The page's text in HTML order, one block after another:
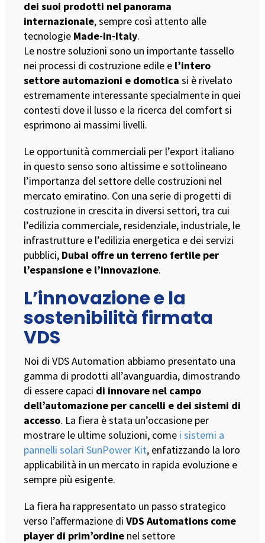
dei suoi prodotti nel panorama
internazionale, sempre così attento alle
tecnologie Made-in-Italy.
Le nostre soluzioni sono un importante tassello
nei processi di costruzione edile e l’intero
settore automazioni e domotica si è rivelato
estremamente interessante specialmente in quei
contesti dove il lusso e la ricerca del comfort si
esprimono ai massimi livelli.
Le opportunità commerciali per l’export italiano
in questo senso sono altissime e sottolineano
l’importanza del settore delle costruzioni nel
mercato emiratino. Con una serie di progetti di
costruzione in crescita in diversi settori, tra cui
l’edilizia commerciale, residenziale, industriale, le
infrastrutture e l’edilizia energetica e dei servizi
pubblici, Dubai offre un terreno fertile per
l’espansione e l’innovazione.
L’innovazione e la
sostenibilità firmata
VDS
Noi di VDS Automation abbiamo presentato una
gamma di prodotti all’avanguardia, dimostrando
di essere capaci di innovare nel campo
dell’automazione per cancelli e dei sistemi di
accesso. La fiera è stata un’occasione per
mostrare le ultime soluzioni, come i sistemi a
pannelli solari SunPower Kit, enfatizzando la loro
applicabilità in un mercato in rapida evoluzione e
sempre più esigente.
La fiera ha rappresentato un passo strategico
verso l’affermazione di VDS Automations come
player di prim’ordine nel settore